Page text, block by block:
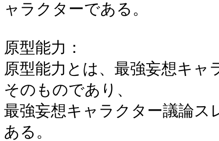
ャラクターである。
原型能力：
原型能力とは、最強妄想キ
そのものであり、
最強妄想キャラクター議論
ある。